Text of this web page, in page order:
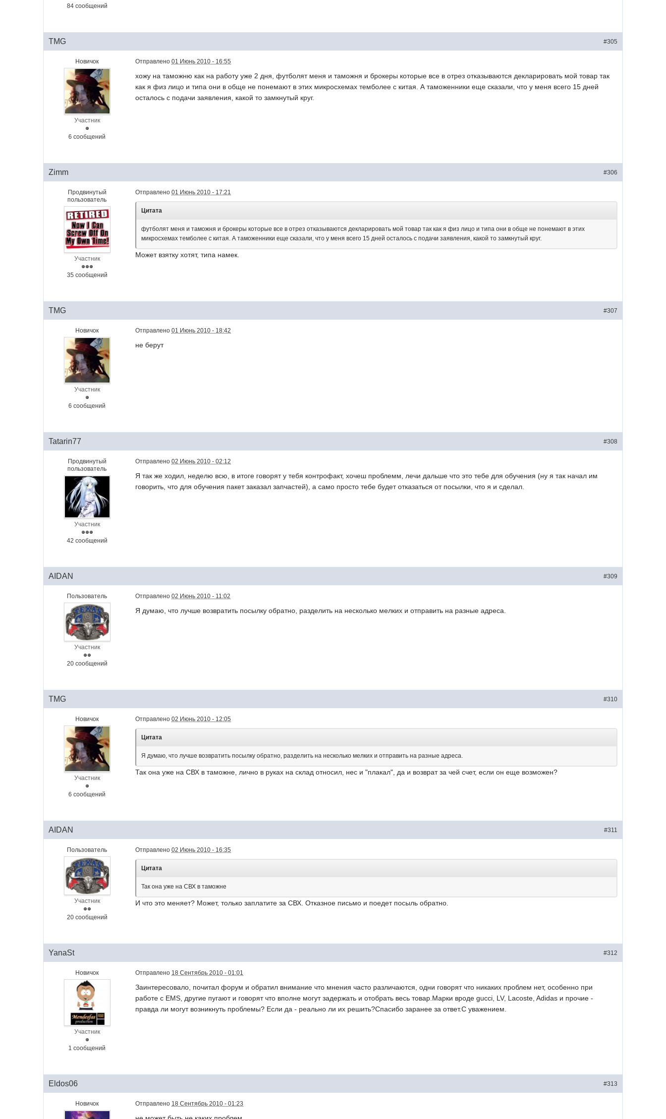
84 сообщений
#305
TMG
Новичок
Участник
6 сообщений
Отправлено01 Июнь 2010 - 16:55
хожу на таможню как на работу уже 2 дня, футболят меня и таможня и брокеры которые все в отрез отказываются декларировать мой товар так
как я физ лицо и типа они в обще не понемают в этих микросхемах темболее с китая. А таможенники еще сказали, что у меня всего 15 дней
осталось с подачи заявления, какой то замкнутый круг.
#306
Zimm
Продвинутый
пользователь
Участник
35 сообщений
Отправлено01 Июнь 2010 - 17:21
Цитата
футболят меня и таможня и брокеры которые все в отрез отказываются декларировать мой товар так как я физ лицо и типа они в обще не понемают в этих
микросхемах темболее с китая. А таможенники еще сказали, что у меня всего 15 дней осталось с подачи заявления, какой то замкнутый круг.
Может взятку хотят, типа намек.
#307
TMG
Новичок
Участник
6 сообщений
Отправлено01 Июнь 2010 - 18:42
не берут
#308
Tatarin77
Продвинутый
пользователь
Участник
42 сообщений
Отправлено02 Июнь 2010 - 02:12
Я так же ходил, неделю всю, в итоге говорят у тебя контрофакт, хочеш проблемм, лечи дальше что это тебе для обучения (ну я так начал им
говорить, что для обучения пакет заказал запчастей), а само просто тебе будет отказаться от посылки, что я и сделал.
#309
AIDAN
Пользователь
Участник
20 сообщений
Отправлено02 Июнь 2010 - 11:02
Я думаю, что лучше возвратить посылку обратно, разделить на несколько мелких и отправить на разные адреса.
#310
TMG
Новичок
Участник
6 сообщений
Отправлено02 Июнь 2010 - 12:05
Цитата
Я думаю, что лучше возвратить посылку обратно, разделить на несколько мелких и отправить на разные адреса.
Так она уже на СВХ в таможне, лично в руках на склад относил, нес и "плакал", да и возврат за чей счет, если он еще возможен?
#311
AIDAN
Пользователь
Участник
20 сообщений
Отправлено02 Июнь 2010 - 16:35
Цитата
Так она уже на СВХ в таможне
И что это меняет? Может, только заплатите за СВХ. Отказное письмо и поедет посыль обратно.
#312
YanaSt
Новичок
Участник
1 сообщений
Отправлено 18 Сентябрь 2010 - 01:01
Заинтересовало, почитал форум и обратил внимание что мнения часто различаются, одни говорят что никаких проблем нет, особенно при
работе с EMS, другие пугают и говорят что вполне могут задержать и отобрать весь товар.Марки вроде gucci, LV, Lacoste, Adidas и прочие -
правда ли могут возникнуть проблемы? Если да - реально ли их решить?Спасибо заранее за ответ.С уважением.
#313
Eldos06
Новичок Отправлено 18 Сентябрь 2010 - 01:23